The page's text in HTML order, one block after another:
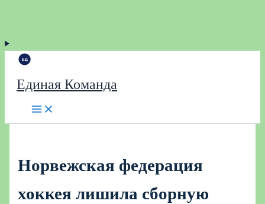
Единая Команда
Норвежская федерация
хоккея лишила сборную